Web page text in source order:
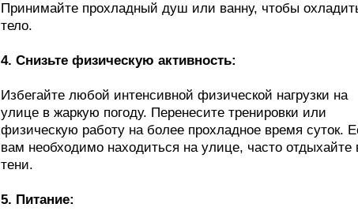
Принимайте прохладный душ или ванну, чтобы
тело.
4. Снизьте физическую активность:
Избегайте любой интенсивной физической нагрузки на
улице в жаркую погоду. Перенесите тренировки или
физическую работу на более прохладное время суток.
вам необходимо находиться на улице, часто отдыхайте
тени.
5. Питание: